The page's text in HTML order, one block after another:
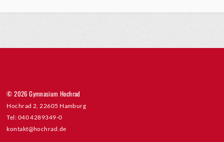
© 2026 Gymnasium Hochrad
Hochrad 2, 22605 Hamburg
Tel: 040 4289349-0
kontakt@hochrad.de